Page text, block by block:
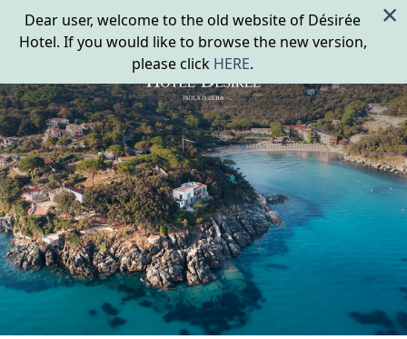
Dear user, welcome to the old website of Désirée
Hotel. If you would like to browse the new version,
please click HERE.
×